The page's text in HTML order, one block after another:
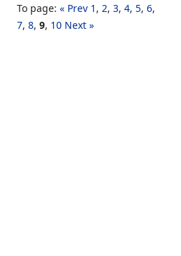
To page: « Prev 1 , 2, 3, 4, 5, 6,
7, 8, 9, 10 Next »